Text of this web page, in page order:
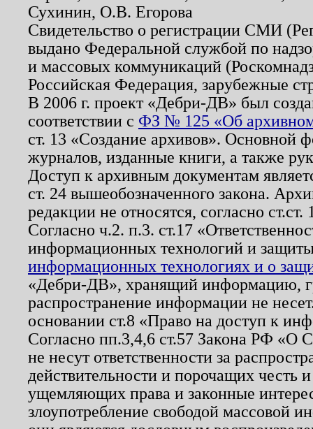
Сухинин, О.В. Егорова
Свидетельство о регистрации СМИ
выдано Федеральной службой по
и массовых коммуникаций
Российская Федерация, зарубежные
В 2006 г. проект «Дебри-ДВ» был
соответствии с ФЗ № 125 «Об
ст. 13 «Создание архивов». Основной
журналов, изданные книги, а также
Доступ к архивным документам
ст. 24 вышеобозначенного закона.
редакции не относятся, согласно
Согласно ч.2. п.3. ст.17
информационных технологий и
информационных технологиях и о
«Дебри-ДВ», хранящий информацию,
распространение информации не
основании ст.8 «Право на доступ к
Согласно пп.3,4,6 ст.57 Закона РФ «О
не несут ответственности за
действительности и порочащих честь
ущемляющих права и законные
злоупотребление свободой массовой